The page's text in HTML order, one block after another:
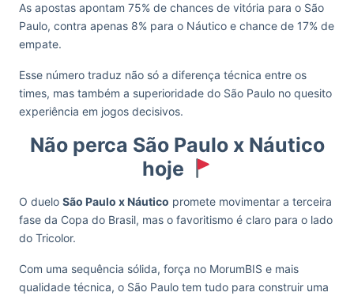
As apostas apontam 75% de chances de vitória para o São
Paulo, contra apenas 8% para o Náutico e chance de 17% de
empate.
Esse número traduz não só a diferença técnica entre os
times, mas também a superioridade do São Paulo no quesito
experiência em jogos decisivos.
Não perca São Paulo x Náutico
hoje
O duelo São Paulo x Náutico promete movimentar a terceira
fase da Copa do Brasil, mas o favoritismo é claro para o lado
do Tricolor.
Com uma sequência sólida, força no MorumBIS e mais
qualidade técnica, o São Paulo tem tudo para construir uma